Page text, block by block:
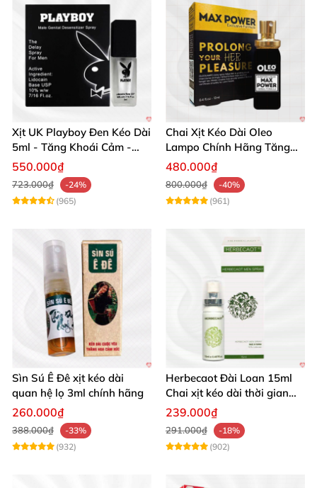
Xịt UK Playboy Đen Kéo Dài
5ml - Tăng Khoái Cảm -
Đặt Ngay
550.000₫
723.000₫
-24%
(965)
Chai Xịt Kéo Dài Oleo
Lampo Chính Hãng Tăng
Cường Sức Mạnh Nam
480.000₫
800.000₫
-40%
(961)
Sìn Sú Ê Đê xịt kéo dài
quan hệ lọ 3ml chính hãng
260.000₫
388.000₫
-33%
(932)
Herbecaot Đài Loan 15ml
Chai xịt kéo dài thời gian
hiệu quả
239.000₫
291.000₫
-18%
(902)